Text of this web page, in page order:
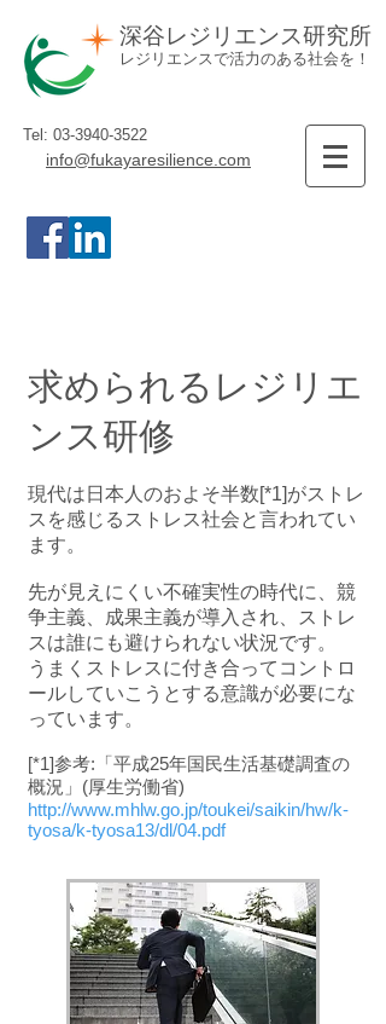
深谷レジリエンス研究所
レジリエンスで活力のある社会を！
Tel: 03-3940-3522
info@fukayaresilience.com
求められるレジリエ
ンス研修
現代は日本人のおよそ半数[*1]がストレ
スを感じるストレス社会と言われてい
ます。
先が見えにくい不確実性の時代に、競
争主義、成果主義が導入され、ストレ
スは誰にも避けられない状況です。
うまくストレスに付き合ってコントロ
ールしていこうとする意識が必要にな
っています。
[*1]参考:「平成25年国民生活基礎調査の
概況」(厚生労働省)
http://www.mhlw.go.jp/toukei/saikin/hw/k-
tyosa/k-tyosa13/dl/04.pdf